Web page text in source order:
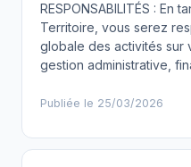
RESPONSABILITÉS : En
Territoire, vous serez
globale des activités sur
gestion administrative,
Publiée le 25/03/2026